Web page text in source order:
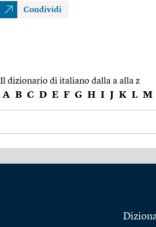
Condividi
Il dizionario di italiano dalla a alla z
A B C D E F G H I J K L M